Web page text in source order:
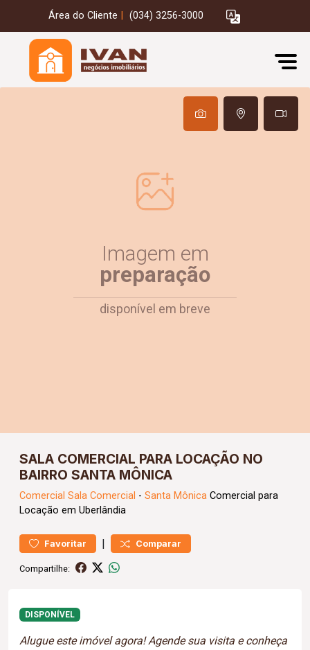
Área do Cliente (034) 3256-3000
Imagem em
preparação
disponível em breve
SALA COMERCIAL PARA LOCAÇÃO NO
BAIRRO SANTA MÔNICA
Comercial Sala Comercial - Santa Mônica Comercial para
Locação em Uberlândia
Favoritar | Comparar
Compartilhe:
DISPONÍVEL
Alugue este imóvel agora! Agende sua visita e conheça